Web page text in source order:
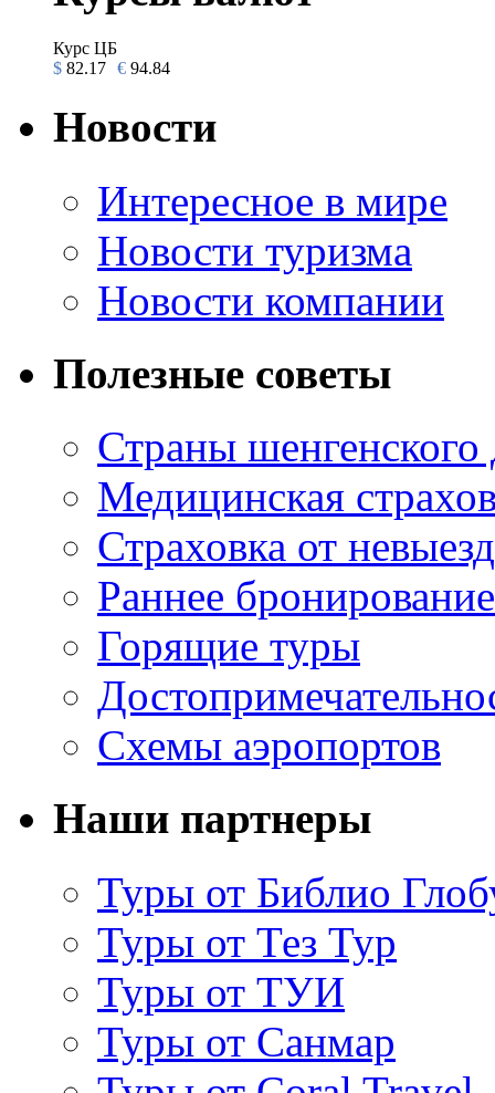
Курс ЦБ
$ 82.17 € 94.84
Новости
Интересное в мире
Новости туризма
Новости компании
Полезные советы
Страны шенгенского
Медицинская
Страховка от
Раннее
Горящие туры
Схемы аэропортов
Наши партнеры
Туры от Библио
Туры от Тез Тур
Туры от ТУИ
Туры от Санмар